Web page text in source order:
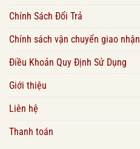
Chính Sách Đổi Trả
Chính sách vận chuyển giao nhận
Điều Khoản Quy Định Sử Dụng
Giới thiệu
Liên hệ
Thanh toán